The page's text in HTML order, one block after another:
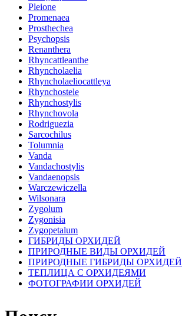
Pleione
Promenaea
Prosthechea
Psychopsis
Renanthera
Rhyncattleanthe
Rhyncholaelia
Rhyncholaeliocattleya
Rhynchostele
Rhynchostylis
Rhynchovola
Rodriguezia
Sarcochilus
Tolumnia
Vanda
Vandachostylis
Vandaenopsis
Warczewiczella
Wilsonara
Zygolum
Zygonisia
Zygopetalum
ГИБРИДЫ ОРХИДЕЙ
ПРИРОДНЫЕ ВИДЫ ОРХИДЕЙ
ПРИРОДНЫЕ ГИБРИДЫ ОРХИДЕЙ
ТЕПЛИЦА С ОРХИДЕЯМИ
ФОТОГРАФИИ ОРХИДЕЙ